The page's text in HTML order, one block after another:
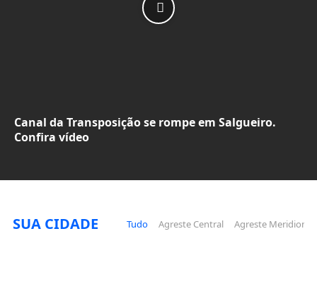
Canal da Transposição se rompe em Salgueiro.
Confira vídeo
SUA CIDADE Tudo Agreste Central Agreste Meridional